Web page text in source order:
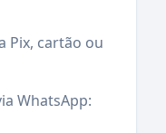
Pix, cartão ou
WhatsApp: